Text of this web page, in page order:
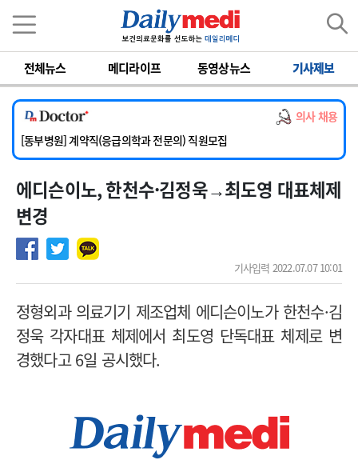
전체뉴스 메디라이프 동영상뉴스 기사제보
의사 채용
[서울아산병원] 2026년 하반기 인턴 모집
[영남대학교의료원] 마취통증의학과 임기제 임상의사 채용
[충남대학교병원] 소아청소년과(소아응급전담) 계약직 의사 공개채용
[동부병원] 계약직(응급의학과 전문의) 직원모집
[이대목동병원] 하반기 전공의(레지던트1년차) 모집
[서울아산병원] 2026년 하반기 인턴 모집
[영남대학교의료원] 마취통증의학과 임기제 임상의사 채용
에디슨이노, 한천수·김정욱→최도영 대표체제
변경
기사입력 2022.07.07 10:01
정형외과 의료기기 제조업체 에디슨이노가 한천수·김
정욱 각자대표 체제에서 최도영 단독대표 체제로 변
경했다고 6일 공시했다.